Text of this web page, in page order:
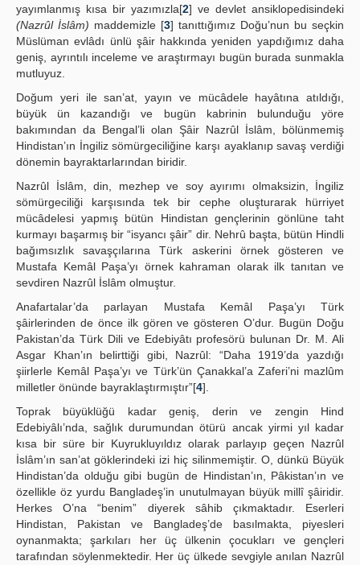
yayımlanmış kısa bir yazımızla[2] ve devlet ansiklopedisindeki
(Nazrûl İslâm) maddemizle [3] tanıttığımız Doğu’nun bu seçkin
Müslüman evlâdı ünlü şâir hakkında yeniden yapdığımız daha
geniş, ayrıntılı inceleme ve araştırmayı bugün burada sunmakla
mutluyuz.
Doğum yeri ile san’at, yayın ve mücâdele hayâtına atıldığı,
büyük ün kazandığı ve bugün kabrinin bulunduğu yöre
bakımından da Bengal’li olan Şâir Nazrûl İslâm, bölünmemiş
Hindistan’ın İngiliz sömürgeciliğine karşı ayaklanıp savaş verdiği
dönemin bayraktarlarından biridir.
Nazrûl İslâm, din, mezhep ve soy ayırımı olmaksizin, İngiliz
sömürgeciliği karşısında tek bir cephe oluşturarak hürriyet
mücâdelesi yapmış bütün Hindistan gençlerinin gönlüne taht
kurmayı başarmış bir “isyancı şâir” dir. Nehrû başta, bütün Hindli
bağımsızlık savaşçılarına Türk askerini örnek gösteren ve
Mustafa Kemâl Paşa’yı örnek kahraman olarak ilk tanıtan ve
sevdiren Nazrûl İslâm olmuştur.
Anafartalar’da parlayan Mustafa Kemâl Paşa’yı Türk
şâirlerinden de önce ilk gören ve gösteren O’dur. Bugün Doğu
Pakistan’da Türk Dili ve Edebiyâtı profesörü bulunan Dr. M. Ali
Asgar Khan’ın belirttiği gibi, Nazrûl: “Daha 1919’da yazdığı
şiirlerle Kemâl Paşa’yı ve Türk’ün Çanakkal’a Zaferi’ni mazlûm
milletler önünde bayraklaştırmıştır”[4].
Toprak büyüklüğü kadar geniş, derin ve zengin Hind
Edebiyâlı’nda, sağlık durumundan ötürü ancak yirmi yıl kadar
kısa bir süre bir Kuyrukluyıldız olarak parlayıp geçen Nazrûl
İslâm’ın san’at göklerindeki izi hiç silinmemiştir. O, dünkü Büyük
Hindistan’da olduğu gibi bugün de Hindistan’ın, Pâkistan’ın ve
özellikle öz yurdu Bangladeş’in unutulmayan büyük millî şâiridir.
Herkes O’na “benim” diyerek sâhib çıkmaktadır. Eserleri
Hindistan, Pakistan ve Bangladeş’de basılmakta, piyesleri
oynanmakta; şarkıları her üç ülkenin çocukları ve gençleri
tarafından söylenmektedir. Her üç ülkede sevgiyle anılan Nazrûl